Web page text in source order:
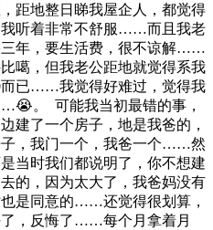
距地整日睇我屋企人，都觉得
我听着非常不舒服……而且我老
年，要生活费，很不谅解……
噶，但我老公距地就觉得系我
而已……我觉得好难过，觉得我
。 可能我当初最错的事，
建了一个房子，地是我爸的，
，我门一个，我爸一个……然
当时我们都说明了，你不想建
的，因为太大了，我爸妈没有
是同意的……还觉得很划算，
，反悔了……每个月拿着月